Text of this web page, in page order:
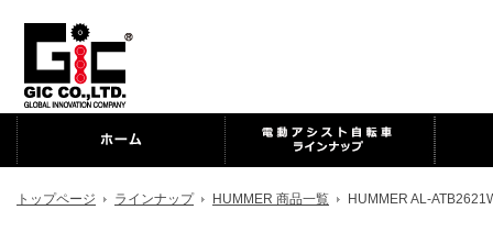
トップページ ラインナップ HUMMER 商品一覧 HUMMER AL-